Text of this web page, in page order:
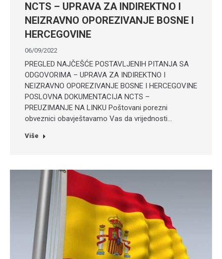
NCTS – UPRAVA ZA INDIREKTNO I
NEIZRAVNO OPOREZIVANJE BOSNE I
HERCEGOVINE
06/09/2022
PREGLED NAJČEŠĆE POSTAVLJENIH PITANJA SA
ODGOVORIMA – UPRAVA ZA INDIREKTNO I
NEIZRAVNO OPOREZIVANJE BOSNE I HERCEGOVINE
POSLOVNA DOKUMENTACIJA NCTS –
PREUZIMANJE NA LINKU Poštovani porezni
obveznici obavještavamo Vas da vrijednosti…
Više